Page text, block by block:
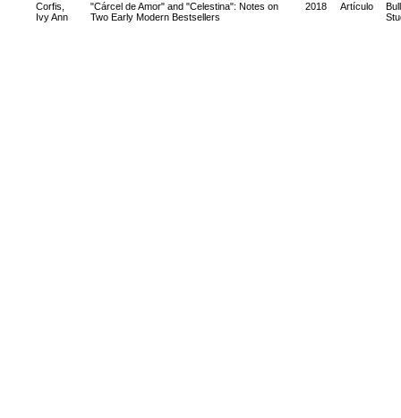
Corfis,
Ivy Ann
"Cárcel de Amor" and "Celestina": Notes on
Two Early Modern Bestsellers
2018 Artículo